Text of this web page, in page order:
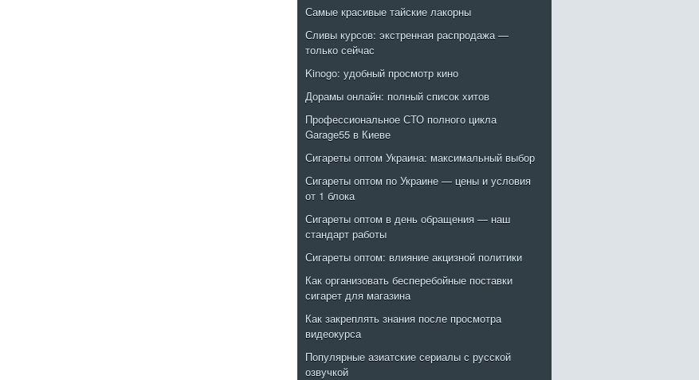
Самые красивые тайские лакорны
Сливы курсов: экстренная распродажа —
только сейчас
Kinogo: удобный просмотр кино
Дорамы онлайн: полный список хитов
Профессиональное СТО полного цикла
Garage55 в Киеве
Сигареты оптом Украина: максимальный выбор
Сигареты оптом по Украине — цены и условия
от 1 блока
Сигареты оптом в день обращения — наш
стандарт работы
Сигареты оптом: влияние акцизной политики
Как организовать бесперебойные поставки
сигарет для магазина
Как закреплять знания после просмотра
видеокурса
Популярные азиатские сериалы с русской
озвучкой